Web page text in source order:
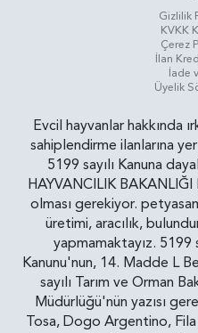
Gizlilik
KVKK
Çerez
İlan
İade
Üyelik
Evcil hayvanlar hakkında
sahiplendirme ilanlarına
5199 sayılı Kanuna
HAYVANCILIK
olması gerekiyor.
üretimi, aracılık,
yapmamaktayız. 5199
Kanunu'nun, 14. Madde L
sayılı Tarım ve Orman
Müdürlüğü'nün yazısı
Tosa, Dogo Argentino,